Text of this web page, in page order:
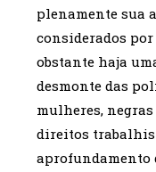
plenamente sua
considerados
obstante haja
desmonte das
mulheres, negras
direitos
aprofundamento